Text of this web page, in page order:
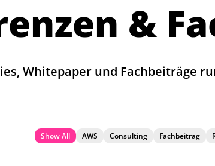
&
Whitepaper und Fachbeiträge
Show All AWS Consulting Fachbeitrag